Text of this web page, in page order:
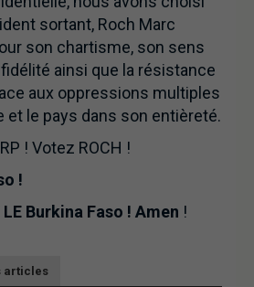
sortant, Roch Marc
son chartisme, son sens
ainsi que la résistance
aux oppressions multiples
et le pays dans son entièreté.
! Votez ROCH !
!
LE Burkina Faso ! Amen !
articles